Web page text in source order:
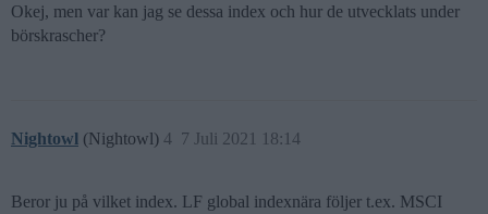
Okej, men var kan jag se dessa index och hur de utvecklats under
börskrascher?
Nightowl (Nightowl) 7 Juli 2021 18:14
4
Beror ju på vilket index. LF global indexnära följer t.ex. MSCI